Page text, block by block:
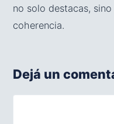
no solo destacas,
coherencia.
Dejá un